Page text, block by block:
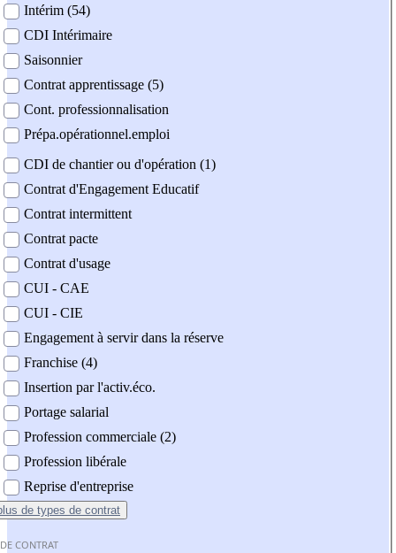
Intérim (54)
CDI Intérimaire
Saisonnier
Contrat apprentissage (5)
Cont. professionnalisation
Prépa.opérationnel.emploi
CDI de chantier ou d'opération (1)
Contrat d'Engagement Educatif
Contrat intermittent
Contrat pacte
Contrat d'usage
CUI - CAE
CUI - CIE
Engagement à servir dans la réserve
Franchise (4)
Insertion par l'activ.éco.
Portage salarial
Profession commerciale (2)
Profession libérale
Reprise d'entreprise
de types de contrat
CONTRAT